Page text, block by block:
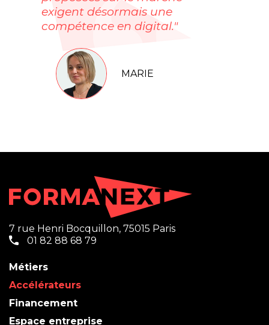
exigent désormais une
compétence en digital."
MARIE
7 rue Henri Bocquillon, 75015 Paris
01 82 88 68 79
Métiers
Accélérateurs
Financement
Espace entreprise